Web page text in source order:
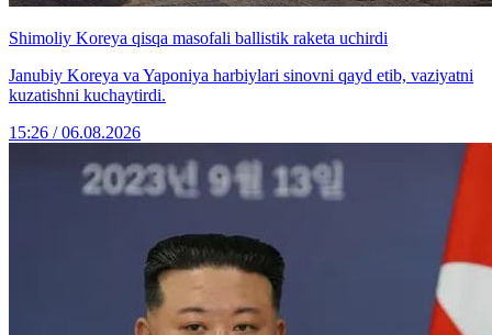
Shimoliy Koreya qisqa masofali ballistik raketa uchirdi
Janubiy Koreya va Yaponiya harbiylari sinovni qayd etib, vaziyatni
kuzatishni kuchaytirdi.
15:26 / 06.08.2026